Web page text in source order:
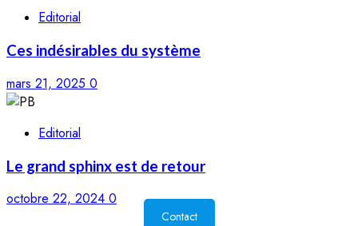
Editorial
Ces indésirables du système
mars 21, 2025 0
Editorial
Le grand sphinx est de retour
octobre 22, 2024 0
Contact